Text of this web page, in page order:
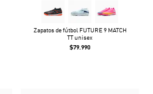
Zapatos de fútbol FUTURE 9 MATCH
TT unisex
$79.990